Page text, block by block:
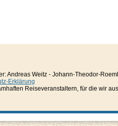
Andreas Weitz - Johann-Theodor-
Erklärung
Reiseveranstaltern, für die wir